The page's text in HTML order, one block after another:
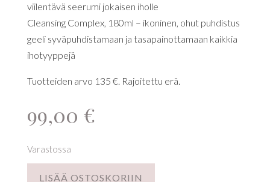
viilentävä seerumi jokaisen iholle
Cleansing Complex, 180ml – ikoninen, ohut puhdistus
geeli syväpuhdistamaan ja tasapainottamaan kaikkia
ihotyyppejä
Tuotteiden arvo 135 €. Rajoitettu erä.
99,00 €
Varastossa
LISÄÄ OSTOSKORIIN